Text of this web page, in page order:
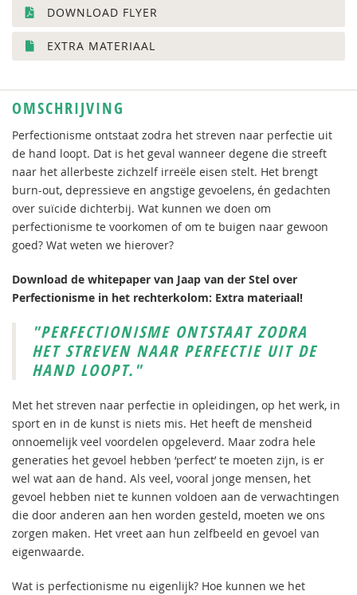
DOWNLOAD FLYER
EXTRA MATERIAAL
OMSCHRIJVING
Perfectionisme ontstaat zodra het streven naar perfectie uit
de hand loopt. Dat is het geval wanneer degene die streeft
naar het allerbeste zichzelf irreële eisen stelt. Het brengt
burn-out, depressieve en angstige gevoelens, én gedachten
over suïcide dichterbij. Wat kunnen we doen om
perfectionisme te voorkomen of om te buigen naar gewoon
goed? Wat weten we hierover?
Download de whitepaper van Jaap van der Stel over
Perfectionisme in het rechterkolom: Extra materiaal!
"PERFECTIONISME ONTSTAAT ZODRA
HET STREVEN NAAR PERFECTIE UIT DE
HAND LOOPT."
Met het streven naar perfectie in opleidingen, op het werk, in
sport en in de kunst is niets mis. Het heeft de mensheid
onnoemelijk veel voordelen opgeleverd. Maar zodra hele
generaties het gevoel hebben ‘perfect’ te moeten zijn, is er
wel wat aan de hand. Als veel, vooral jonge mensen, het
gevoel hebben niet te kunnen voldoen aan de verwachtingen
die door anderen aan hen worden gesteld, moeten we ons
zorgen maken. Het vreet aan hun zelfbeeld en gevoel van
eigenwaarde.
Wat is perfectionisme nu eigenlijk? Hoe kunnen we het